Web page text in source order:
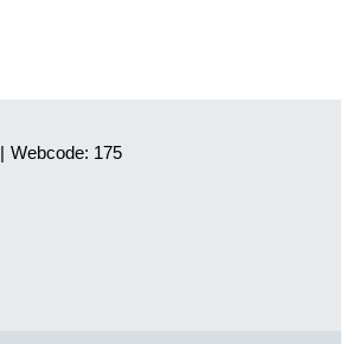
| Webcode: 175